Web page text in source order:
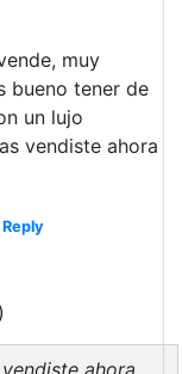
muy
bueno tener de
un lujo
vendiste ahora
Reply
)